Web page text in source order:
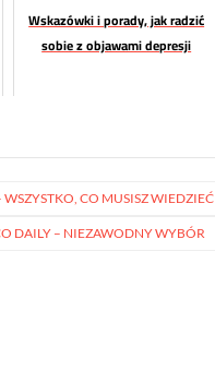
Wskazówki i porady, jak radzić
sobie z objawami depresji
CO MUSISZ WIEDZIEĆ
DAILY – NIEZAWODNY WYBÓR